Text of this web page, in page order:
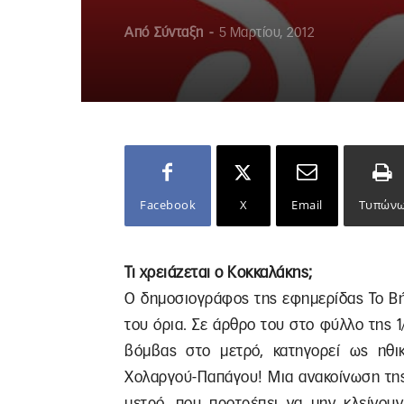
Από Σύνταξη - 5 Μαρτίου, 2012
Facebook X Email
Τι χρειάζεται ο Κοκκαλάκης;
Ο δημοσιογράφος της εφημερίδας Το
του όρια. Σε άρθρο του στο φύλλο της
βόμβας στο μετρό, κατηγορεί ως
Χολαργού-Παπάγου! Μια ανακοίνωση